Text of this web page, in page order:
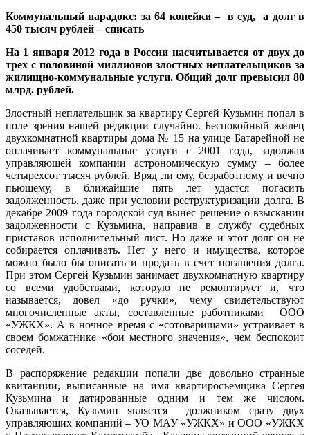
Коммунальный парадокс: за 64 копейки – в суд, а долг в
450 тысяч рублей – списать
На 1 января 2012 года в России насчитывается от двух до
трех с половиной миллионов злостных неплательщиков за
жилищно-коммунальные услуги. Общий долг превысил 80
млрд. рублей.
Злостный неплательщик за квартиру Сергей Кузьмин попал в
поле зрения нашей редакции случайно. Беспокойный жилец
двухкомнатной квартиры дома № 15 на улице Батарейной не
оплачивает коммунальные услуги с 2001 года, задолжав
управляющей компании астрономическую сумму – более
четырехсот тысяч рублей. Вряд ли ему, безработному и вечно
пьющему, в ближайшие пять лет удастся погасить
задолженность, даже при условии реструктуризации долга. В
декабре 2009 года городской суд вынес решение о взыскании
задолженности с Кузьмина, направив в службу судебных
приставов исполнительный лист. Но даже и этот долг он не
собирается оплачивать. Нет у него и имущества, которое
можно было бы описать и продать в счет погашения долга.
При этом Сергей Кузьмин занимает двухкомнатную квартиру
со всеми удобствами, которую не ремонтирует и, что
называется, довел «до ручки», чему свидетельствуют
многочисленные акты, составленные работниками ООО
«УЖКХ». А в ночное время с «сотоварищами» устраивает в
своем бомжатнике «бои местного значения», чем беспокоит
соседей.
В распоряжение редакции попали две довольно странные
квитанции, выписанные на имя квартиросъемщика Сергея
Кузьмина и датированные одним и тем же числом.
Оказывается, Кузьмин является должником сразу двух
управляющих компаний – УО МАУ «УЖКХ» и ООО «УЖКХ